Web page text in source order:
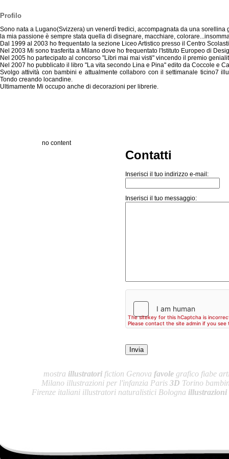
Profilo
Sono nata a Lugano(Svizzera) un venerdì tredici, accompagnata da una sorellina
la mia passione è sempre stata quella di disegnare, macchiare,
Dal 1999 al 2003 ho frequentato la sezione Liceo Artistico presso il Centro
Nel 2003 Mi sono trasferita a Milano dove ho frequentato l'Istituto Europeo di
Nel 2005 ho partecipato al concorso "Libri mai mai visti" vincendo il premio
Nel 2007 ho pubblicato il libro "La vita secondo Lina e Pina" edito da Coccole e
Svolgo attività con bambini e attualmente collaboro con il settimanale ticino7
Tondo creando locandine.
Ultimamente Mi occupo anche di decorazioni per librerie.
no content
Contatti
Inserisci il tuo indirizzo e-mail:
Inserisci il tuo messaggio:
mostra illustratori fiction Genova favole grafico fiabe
Milano illustrazioni per l'infanzia Paris 3D Torino
Firenze italiani illustratori naturalistici Bologna illustrazioni